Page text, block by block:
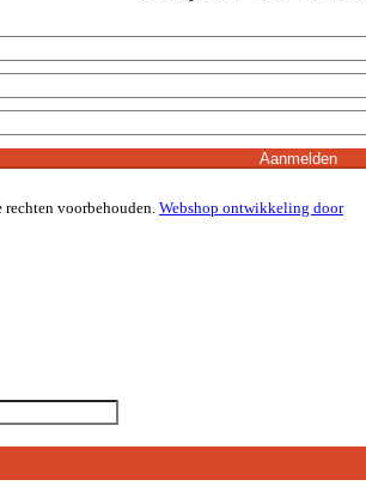
voorbehouden. Webshop ontwikkeling door